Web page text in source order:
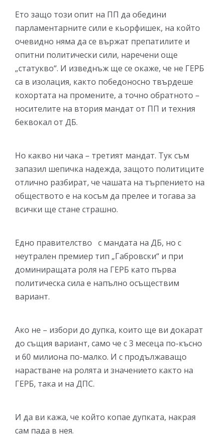
Ето защо този опит на ПП да обедини
парламентарните сили е кьорфишек, на който
очевидно няма да се вържат препатилите и
опитни политически сили, наречени още
„статукво“. И изведнъж ще се окаже, че не ГЕРБ
са в изолация, както победоносно твърдеше
кохортата на промените, а точно обратното –
носителите на втория мандат от ПП и техния
беквокал от ДБ.
Но какво ни чака – третият мандат. Тук съм
запазил шепичка надежда, защото политиците
отлично разбират, че чашата на търпението на
обществото е на косъм да прелее и тогава за
всички ще стане страшно.
Едно правителство с мандата на ДБ, но с
неутрален премиер тип „Габровски“ и при
доминиращата роля на ГЕРБ като първа
политическа сила е напълно осъществим
вариант.
Ако не – избори до дупка, които ще ви докарат
до същия вариант, само че с 3 месеца по-късно
и 60 милиона по-малко. И с продължаващо
нарастване на ролята и значението както на
ГЕРБ, така и на ДПС.
И да ви кажа, че който копае дупката, накрая
сам пада в нея.